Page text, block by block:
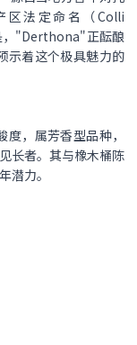
区法定命名（Colli
，"Derthona"正酝酿
示着这个极具魅力的
，属芳香型品种，
长者。其与橡木桶陈
潜力。